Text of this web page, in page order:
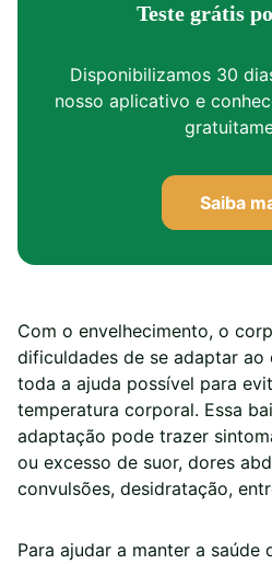
Teste grátis
Disponibilizamos 30
nosso aplicativo e
Saiba
Com o envelhecimento, o
dificuldades de se adaptar ao
toda a ajuda possível para
temperatura corporal. Essa
adaptação pode trazer
ou excesso de suor, dores
convulsões, desidratação,
Para ajudar a manter a saúde